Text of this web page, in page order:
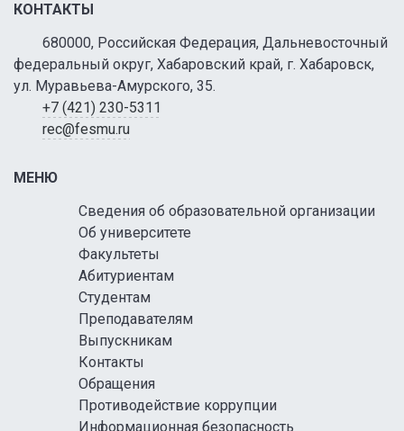
КОНТАКТЫ
680000, Российская Федерация, Дальневосточный
федеральный округ, Хабаровский край, г. Хабаровск,
ул. Муравьева-Амурского, 35.
+7 (421) 230-5311
rec@fesmu.ru
МЕНЮ
Сведения об образовательной организации
Об университете
Факультеты
Абитуриентам
Студентам
Преподавателям
Выпускникам
Контакты
Обращения
Противодействие коррупции
Информационная безопасность